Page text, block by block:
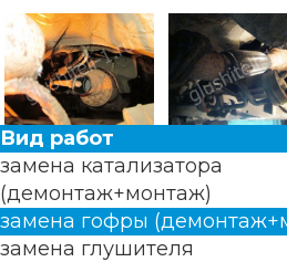
Вид работ
замена катализатора
(демонтаж+монтаж)
замена гофры
замена глушителя